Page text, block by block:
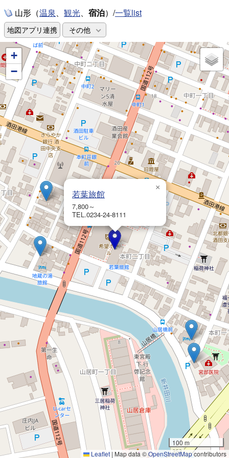
山形（温泉 、 観光、 宿泊）/一覧list
地図アプリ連携 その他
若葉旅館
7,800～
TEL.0234-24-8111
×
+
−
100 m
Leaflet | Map data ©OpenStreetMapcontributors